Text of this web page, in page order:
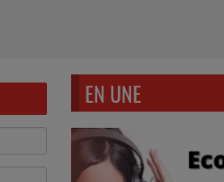
(L’email est obligatoire )
(Le mot de passe est obligatoire)
EN UNE